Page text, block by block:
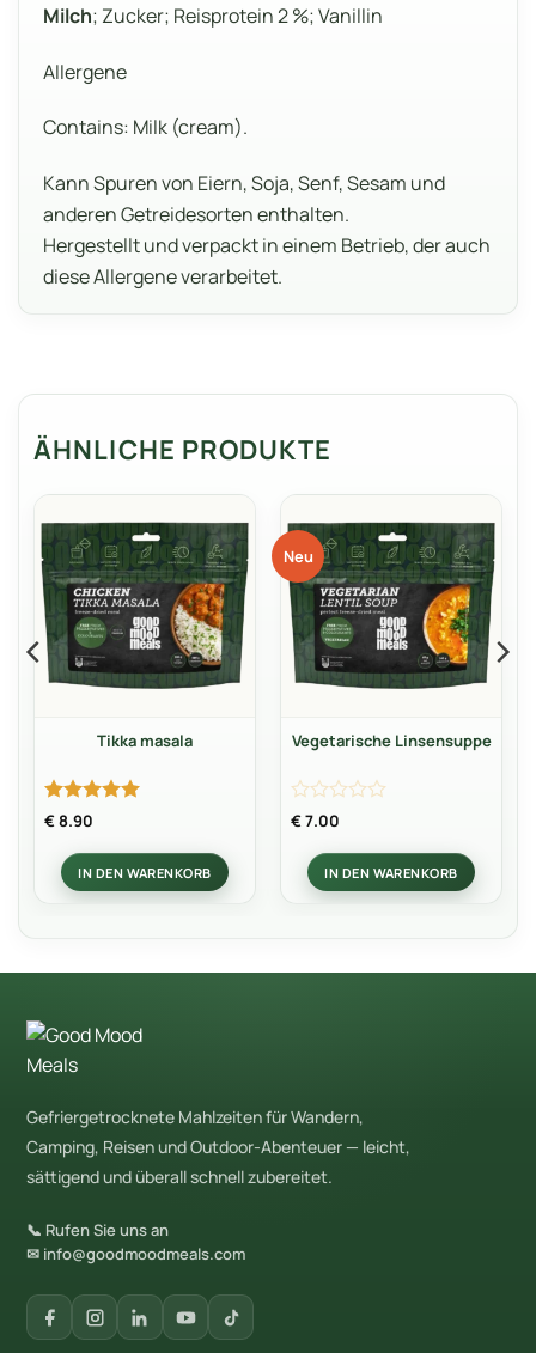
Milch; Zucker; Reisprotein 2 %; Vanillin
Allergene
Contains: Milk (cream).
Kann Spuren von Eiern, Soja, Senf, Sesam und
anderen Getreidesorten enthalten.
Hergestellt und verpackt in einem Betrieb, der auch
diese Allergene verarbeitet.
ÄHNLICHE PRODUKTE
Tikka masala
Bewertet
€8.90
IN DEN WARENKORB
Neu
Vegetarische Linsensuppe
Bewertet
von
€7.00
IN DEN WARENKORB
Gefriergetrocknete Mahlzeiten für Wandern,
Camping, Reisen und Outdoor-Abenteuer — leicht,
sättigend und überall schnell zubereitet.
📞 Rufen Sie uns an
✉ info@goodmoodmeals.com